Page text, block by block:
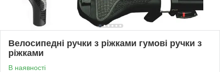
Велосипедні ручки з ріжками гумові ручки з
ріжками
В наявності